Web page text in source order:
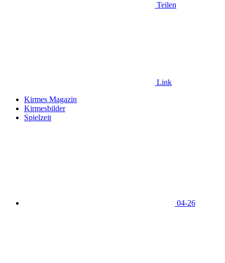
Teilen
Link
Kirmes Magazin
Kirmesbilder
Spielzeit
04-26